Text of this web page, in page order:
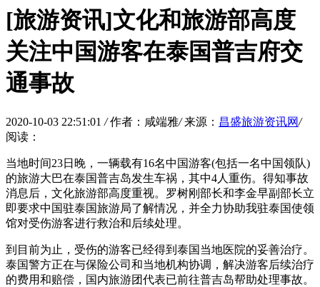
[旅游资讯]文化和旅游部高度
关注中国游客在泰国普吉府交
通事故
2020-10-03 22:51:01 / 作者：咸端雅/ 来源： 昌盛旅游资讯网/
阅读：
当地时间23日晚，一辆载有16名中国游客(包括一名中国领队)
的旅游大巴在泰国普吉岛发生车祸，其中4人重伤。得知事故
消息后，文化旅游部高度重视。罗树刚部长和李金早副部长立
即要求中国驻泰国旅游局了解情况，并全力协助我驻泰国使领
馆对受伤游客进行救治和后续处理。
到目前为止，受伤的游客已经得到泰国当地医院的妥善治疗。
泰国警方正在与保险公司和当地机构协调，解决游客后续治疗
的费用和赔偿，国内旅游团代表已前往普吉岛帮助处理事故。